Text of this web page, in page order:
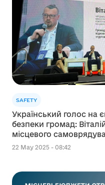
SAFETY
Український голос на
безпеки громад:
місцевого
цивільного захисту
22 May 2025 - 08:42